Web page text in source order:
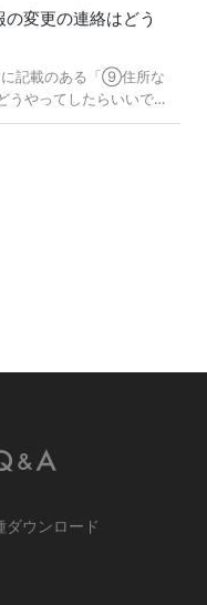
変更の連絡はどう
に記載のある「⑨住所な
うやってしたらいいで
Q&Aをご確認くださ
ダウンロード